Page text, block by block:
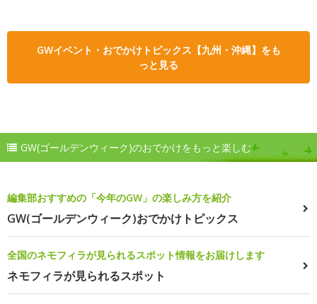
GWイベント・おでかけトピックス【九州・沖縄】をも
っと見る
GW(ゴールデンウィーク)のおでかけをもっと楽しむ
編集部おすすめの「今年のGW」の楽しみ方を紹介
GW(ゴールデンウィーク)おでかけトピックス
全国のネモフィラが見られるスポット情報をお届けします
ネモフィラが見られるスポット